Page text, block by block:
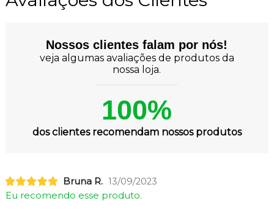
Nossos clientes falam por nós!
veja algumas avaliações de produtos da
nossa loja.
100%
dos clientes recomendam nossos produtos
Bruna R. 13/09/2023
Eu recomendo esse produto.